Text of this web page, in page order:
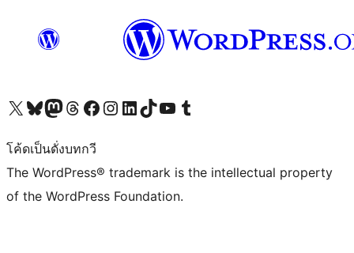
Visit our X (formerly Twitter) account
Visit our Bluesky account
Visit our Mastodon account
Visit our Threads account
Visit our Facebook page
Visit our Instagram account
Visit our LinkedIn account
Visit our TikTok account
Visit our YouTube channel
Visit our Tumblr account
โค้ดเป็นดั่งบทกวี
The WordPress® trademark is the intellectual property
of the WordPress Foundation.